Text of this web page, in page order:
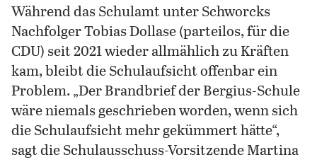
Während das Schulamt unter Schworcks
Nachfolger Tobias Dollase (parteilos, für die
CDU) seit 2021 wieder allmählich zu Kräften
kam, bleibt die Schulaufsicht offenbar ein
Problem. „Der Brandbrief der Bergius-Schule
wäre niemals geschrieben worden, wenn sich
die Schulaufsicht mehr gekümmert hätte“,
sagt die Schulausschuss-Vorsitzende Martina